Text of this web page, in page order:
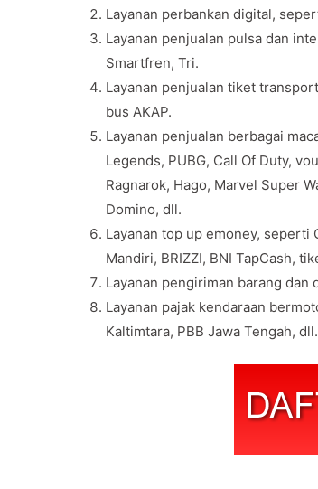
Layanan perbankan digital,
Layanan penjualan pulsa dan
Smartfren, Tri.
Layanan penjualan tiket
bus AKAP.
Layanan penjualan berbagai
Legends, PUBG, Call Of Duty,
Ragnarok, Hago, Marvel Super
Domino, dll.
Layanan top up emoney, seperti
Mandiri, BRIZZI, BNI TapCash,
Layanan pengiriman barang
Layanan pajak kendaraan
Kaltimtara, PBB Jawa Tengah, dll.